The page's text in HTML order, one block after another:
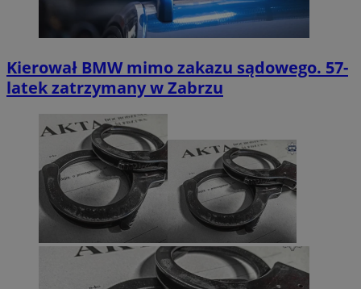
Kierował BMW mimo zakazu sądowego. 57-
latek zatrzymany w Zabrzu